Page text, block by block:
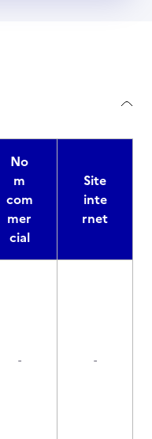
No
m
com
mer
cial
Site
inte
rnet
- -